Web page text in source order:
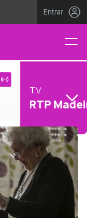
Entrar
TV
RTP